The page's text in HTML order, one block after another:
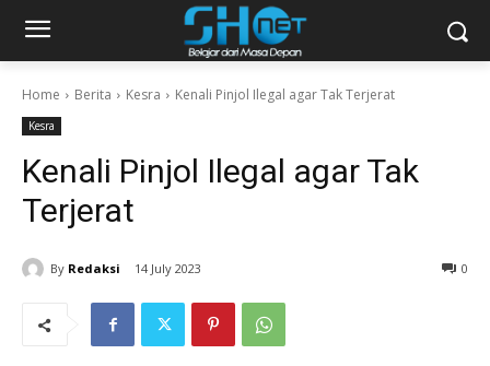
Home Berita Kesra Kenali Pinjol Ilegal agar Tak Terjerat
Kesra
Kenali Pinjol Ilegal agar Tak
Terjerat
By Redaksi 14 July 2023 0